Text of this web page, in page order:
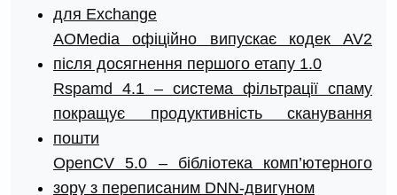
для Exchange
AOMedia офіційно випускає кодек AV2
після досягнення першого етапу 1.0
Rspamd 4.1 – система фільтрації спаму
покращує продуктивність сканування
пошти
OpenCV 5.0 – бібліотека комп’ютерного
зору з переписаним DNN-двигуном